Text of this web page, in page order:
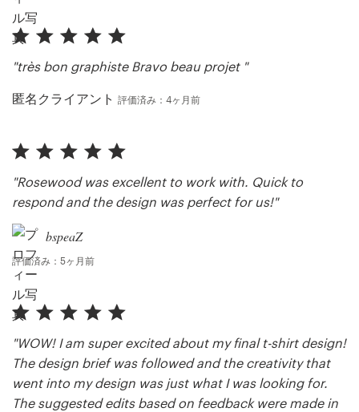
"très bon graphiste Bravo beau projet "
匿名クライアント 評価済み：4ヶ月前
"Rosewood was excellent to work with. Quick to
respond and the design was perfect for us!"
bspeaZ
評価済み：5ヶ月前
"WOW! I am super excited about my final t-shirt design!
The design brief was followed and the creativity that
went into my design was just what I was looking for.
The suggested edits based on feedback were made in
リ
ソ
ー
デザイナーになる
ブログ